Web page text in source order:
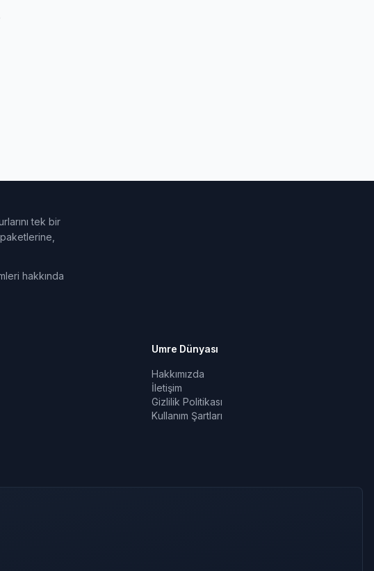
tek bir
hakkında
Umre Dünyası
Hakkımızda
İletişim
Gizlilik Politikası
Kullanım Şartları